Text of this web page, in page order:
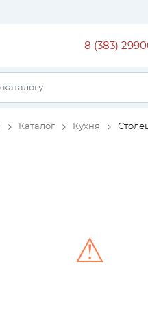
8 (383)
Каталог Кухня
⚠